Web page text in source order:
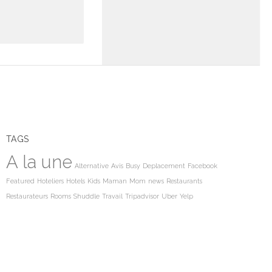
TAGS
A la une Alternative Avis Busy Deplacement Facebook
Featured Hoteliers Hotels Kids Maman Mom news Restaurants
Restaurateurs Rooms Shuddle Travail Tripadvisor Uber Yelp